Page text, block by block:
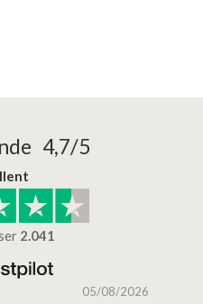
4,7/5
2.041
05/08/2026